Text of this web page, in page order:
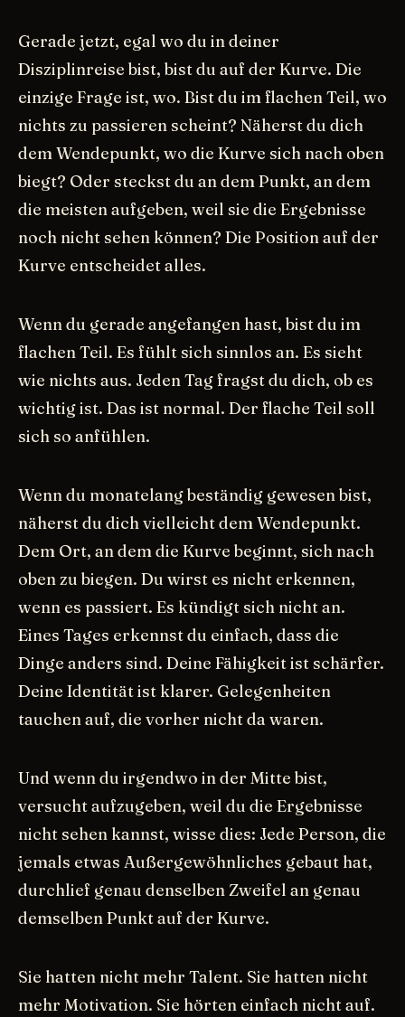
Gerade jetzt, egal wo du in deiner
Disziplinreise bist, bist du auf der Kurve. Die
einzige Frage ist, wo. Bist du im flachen Teil, wo
nichts zu passieren scheint? Näherst du dich
dem Wendepunkt, wo die Kurve sich nach oben
biegt? Oder steckst du an dem Punkt, an dem
die meisten aufgeben, weil sie die Ergebnisse
noch nicht sehen können? Die Position auf der
Kurve entscheidet alles.
Wenn du gerade angefangen hast, bist du im
flachen Teil. Es fühlt sich sinnlos an. Es sieht
wie nichts aus. Jeden Tag fragst du dich, ob es
wichtig ist. Das ist normal. Der flache Teil soll
sich so anfühlen.
Wenn du monatelang beständig gewesen bist,
näherst du dich vielleicht dem Wendepunkt.
Dem Ort, an dem die Kurve beginnt, sich nach
oben zu biegen. Du wirst es nicht erkennen,
wenn es passiert. Es kündigt sich nicht an.
Eines Tages erkennst du einfach, dass die
Dinge anders sind. Deine Fähigkeit ist schärfer.
Deine Identität ist klarer. Gelegenheiten
tauchen auf, die vorher nicht da waren.
Und wenn du irgendwo in der Mitte bist,
versucht aufzugeben, weil du die Ergebnisse
nicht sehen kannst, wisse dies: Jede Person, die
jemals etwas Außergewöhnliches gebaut hat,
durchlief genau denselben Zweifel an genau
demselben Punkt auf der Kurve.
Sie hatten nicht mehr Talent. Sie hatten nicht
mehr Motivation. Sie hörten einfach nicht auf.